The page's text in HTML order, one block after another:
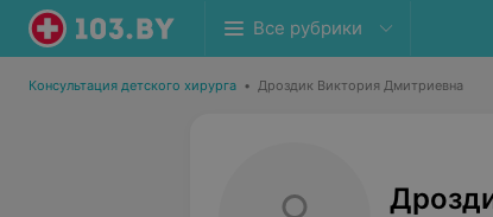
Все рубрики
Консультация детского хирурга • Дроздик Виктория Дмитриевна